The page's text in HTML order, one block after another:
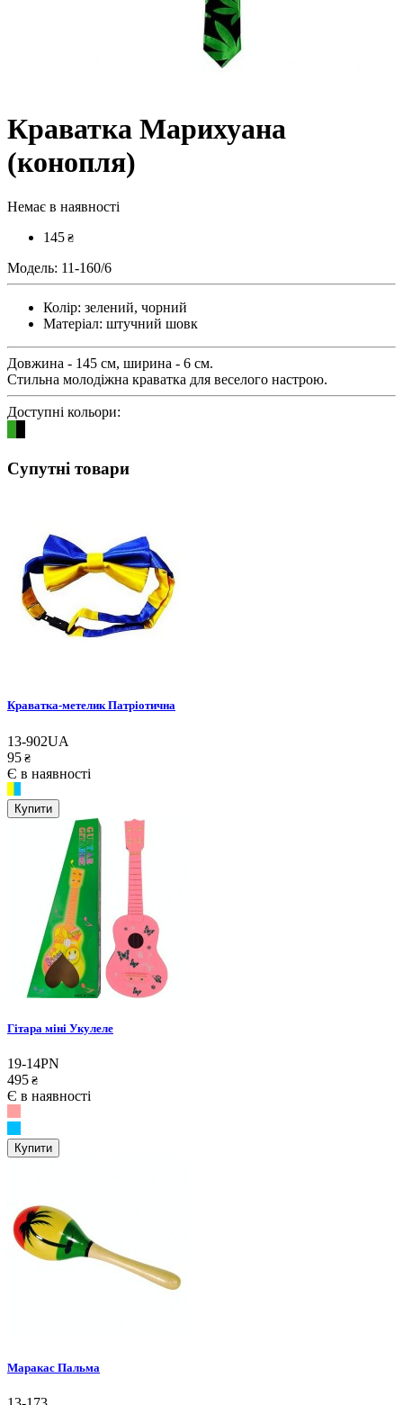
Краватка Марихуана
(конопля)
Немає в наявності
145 ₴
Модель: 11-160/6
Колір: зелений, чорний
Матеріал: штучний шовк
Довжина - 145 см, ширина - 6 см.
Стильна молодіжна краватка для веселого настрою.
Доступні кольори:
Супутні товари
Краватка-метелик Патріотична
13-902UA
95 ₴
Є в наявності
Купити
Гітара міні Укулеле
19-14PN
495 ₴
Є в наявності
Купити
Маракас Пальма